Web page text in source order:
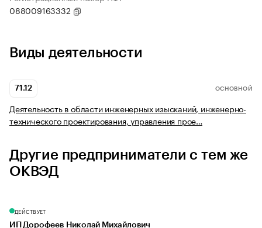
088009163332
Виды деятельности
71.12 ОСНОВНОЙ
Деятельность в области инженерных изысканий, инженерно-
технического проектирования, управления прое…
Другие предприниматели с тем же
ОКВЭД
ДЕЙСТВУЕТ
ИП Дорофеев Николай Михайлович